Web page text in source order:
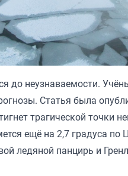
до неузнаваемости.
Статья была
трагической точки
ещё на 2,7 градуса
ледяной панцирь и